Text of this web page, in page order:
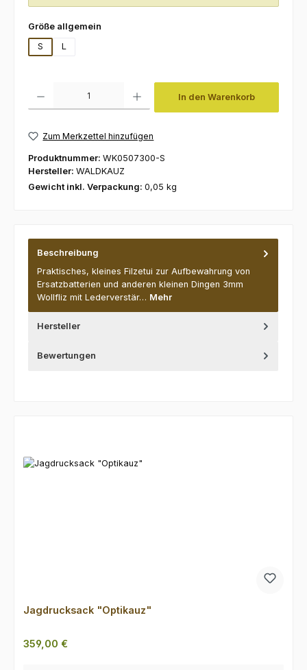
Größe allgemein
S
L
In den Warenkorb
Zum Merkzettel hinzufügen
Produktnummer: WK0507300-S
Hersteller: WALDKAUZ
Gewicht inkl. Verpackung: 0,05 kg
Beschreibung
Praktisches, kleines Filzetui zur Aufbewahrung von
Ersatzbatterien und anderen kleinen Dingen 3mm
Wollfliz mit Lederverstär… Mehr
Hersteller
Bewertungen
Jagdrucksack "Optikauz"
Regulärer Preis:
359,00 €